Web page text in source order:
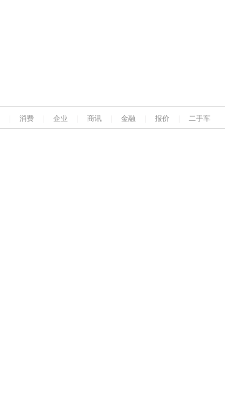
消费 企业 商讯 金融 报价 二手车